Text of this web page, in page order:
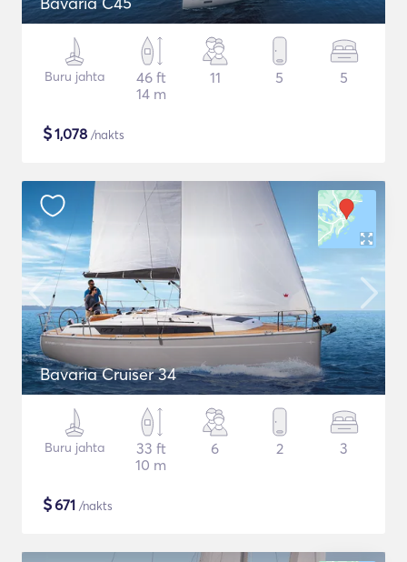
Buru jahta
46 ft
14 m
11 5 5
$1,078 /nakts
Bavaria Cruiser 34
Buru jahta
33 ft
10 m
6 2 3
$671 /nakts